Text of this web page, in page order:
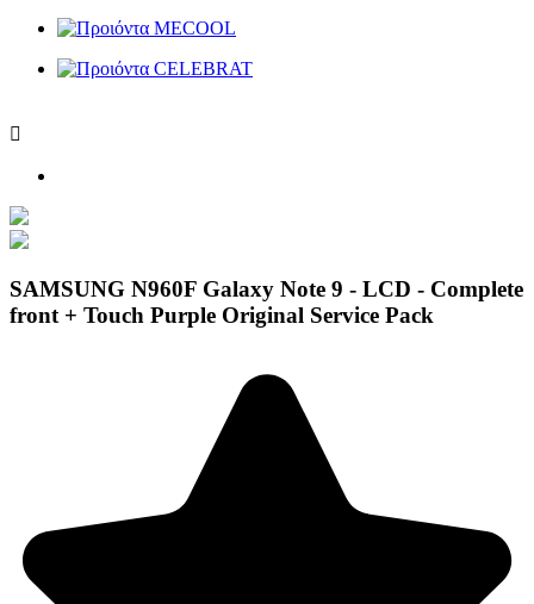

SAMSUNG N960F Galaxy Note 9 - LCD - Complete
front + Touch Purple Original Service Pack